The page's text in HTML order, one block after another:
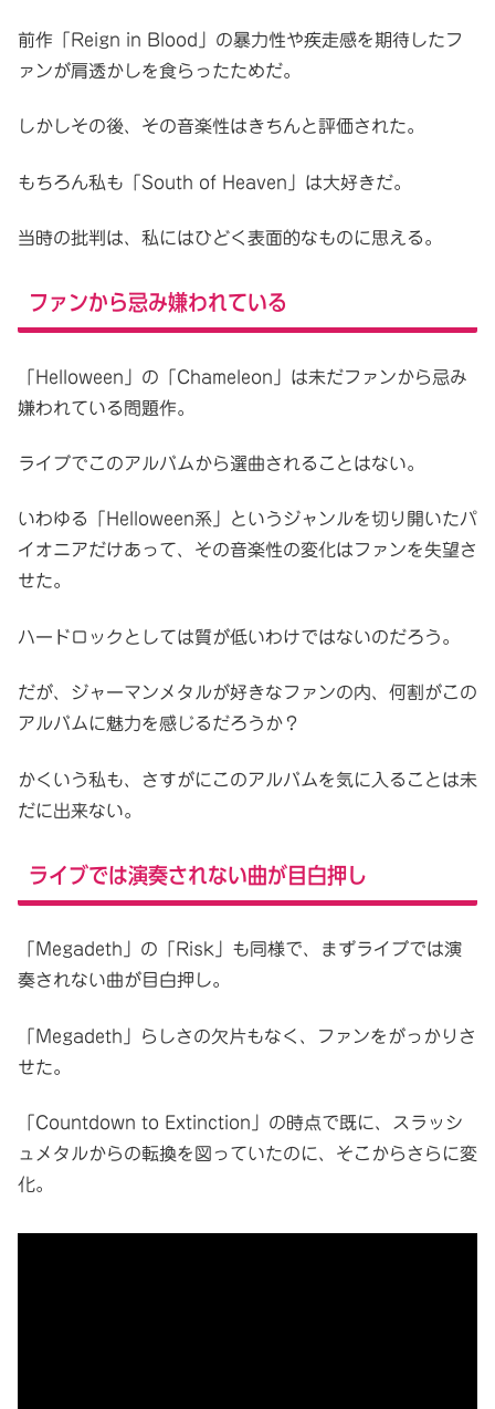
前作「Reign in Blood」の暴力性や疾走感を期待したフ
ァンが肩透かしを食らったためだ。
しかしその後、その音楽性はきちんと評価された。
もちろん私も「South of Heaven」は大好きだ。
当時の批判は、私にはひどく表面的なものに思える。
ファンから忌み嫌われている
「Helloween」の「Chameleon」は未だファンから忌み
嫌われている問題作。
ライブでこのアルバムから選曲されることはない。
いわゆる「Helloween系」というジャンルを切り開いたパ
イオニアだけあって、その音楽性の変化はファンを失望さ
せた。
ハードロックとしては質が低いわけではないのだろう。
だが、ジャーマンメタルが好きなファンの内、何割がこの
アルバムに魅力を感じるだろうか？
かくいう私も、さすがにこのアルバムを気に入ることは未
だに出来ない。
ライブでは演奏されない曲が目白押し
「Megadeth」の「Risk」も同様で、まずライブでは演
奏されない曲が目白押し。
「Megadeth」らしさの欠片もなく、ファンをがっかりさ
せた。
「Countdown to Extinction」の時点で既に、スラッシ
ュメタルからの転換を図っていたのに、そこからさらに変
化。